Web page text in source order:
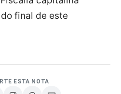
final de este
ESTA NOTA